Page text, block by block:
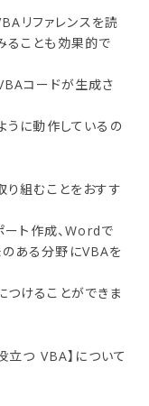
リファレンスを読
ることも効果的で
コードが生成さ
うに動作しているの
り組むことをおすす
ト作成、Wordで
ある分野にVBAを
つけることができま
立つ VBA】について